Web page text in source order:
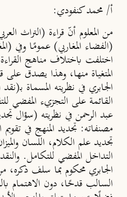
أ/ محمد كنفودي:
من المعلوم أنّ قراءة (التراث
(الفضاء المغاربي) عمومًا وفي
اختلفت باختلاف مناهج القراءة
المتغياة منها، وهذا يصدق على
الجابري في نظريته المسماة
القائمة على التجزيء المفضي
عبد الرحمن في نظريته (سؤال
مصنفاته: تجديد المنهج في تقويم
تجديد علم الكلام، اللسان
التداخل المفضي للتكامل.
الجابري محكوم بما سلف
السالب قدحًا، دون الاهتمام